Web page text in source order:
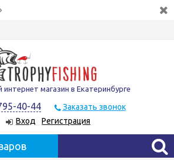
магазин в Екатеринбурге
40-44
Заказать звонок
Вход
Регистрация